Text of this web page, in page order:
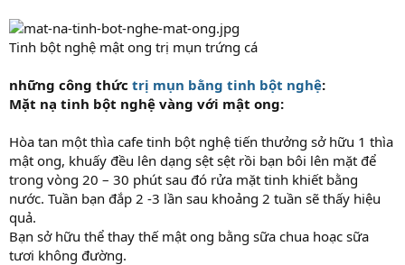
Tinh bột nghệ mật ong trị mụn trứng cá
những công thức trị mụn bằng tinh bột nghệ:
Mặt nạ tinh bột nghệ vàng với mật ong:
Hòa tan một thìa cafe tinh bột nghệ tiến thưởng sở hữu 1 thìa
mật ong, khuấy đều lên dạng sệt sệt rồi bạn bôi lên mặt để
trong vòng 20 – 30 phút sau đó rửa mặt tinh khiết bằng
nước. Tuần bạn đắp 2 -3 lần sau khoảng 2 tuần sẽ thấy hiệu
quả.
Bạn sở hữu thể thay thế mật ong bằng sữa chua hoạc sữa
tươi không đường.